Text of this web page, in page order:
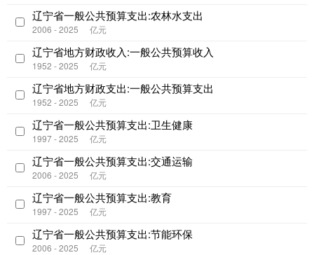
辽宁省一般公共预算支出:农林水支出
2006 - 2025 亿元
辽宁省地方财政收入:一般公共预算收入
1952 - 2025 亿元
辽宁省地方财政支出:一般公共预算支出
1952 - 2025 亿元
辽宁省一般公共预算支出:卫生健康
1997 - 2025 亿元
辽宁省一般公共预算支出:交通运输
2006 - 2025 亿元
辽宁省一般公共预算支出:教育
1997 - 2025 亿元
辽宁省一般公共预算支出:节能环保
2006 - 2025 亿元